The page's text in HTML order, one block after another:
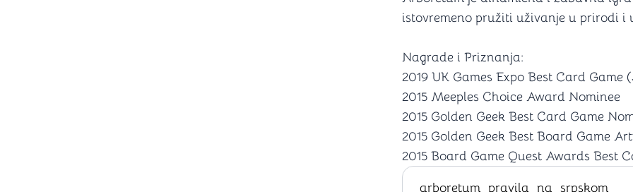
istovremeno pružiti uživanje u prirodi i
Nagrade i Priznanja:
2019 UK Games Expo Best Card
2015 Meeples Choice Award Nominee
2015 Golden Geek Best Card Game
2015 Golden Geek Best Board Game
2015 Board Game Quest Awards Best
arboretum_pravila_na_srpskom